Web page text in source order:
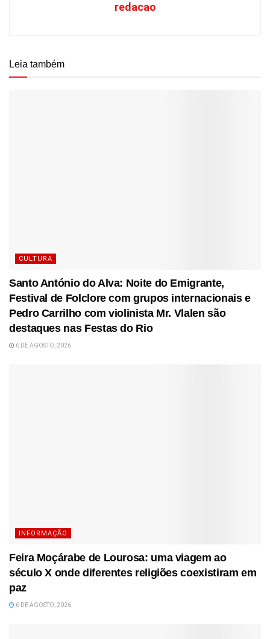
redacao
Leia também
CULTURA
Santo António do Alva: Noite do Emigrante,
Festival de Folclore com grupos internacionais e
Pedro Carrilho com violinista Mr. Vlalen são
destaques nas Festas do Rio
6 DE AGOSTO, 2026
INFORMAÇÃO
Feira Moçárabe de Lourosa: uma viagem ao
século X onde diferentes religiões coexistiram em
paz
6 DE AGOSTO, 2026